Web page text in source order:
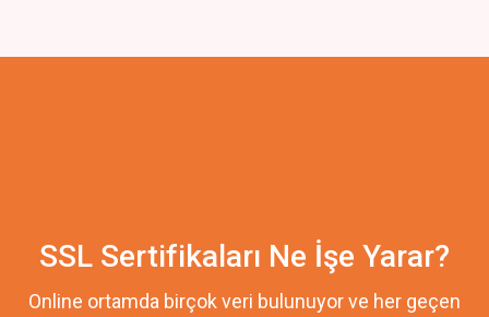
SSL Sertifikaları Ne İşe Yarar?
Online ortamda birçok veri bulunuyor ve her geçen